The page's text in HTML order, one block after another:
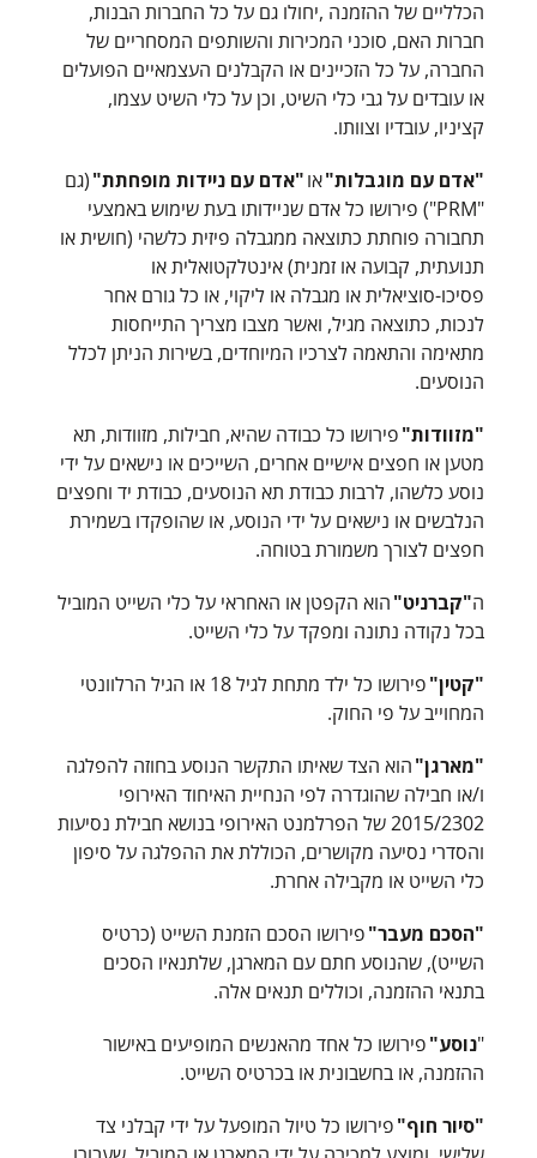
הכלליים של ההזמנה ,יחולו גם על כל החברות הבנות,
חברות האם, סוכני המכירות והשותפים המסחריים של
החברה, על כל הזכיינים או הקבלנים העצמאיים הפועלים
או עובדים על גבי כלי השיט, וכן על כלי השיט עצמו,
קציניו, עובדיו וצוותו.
"אדם עם מוגבלות"או"אדם עם ניידות מופחתת"(גם
"PRM") פירושו כל אדם שניידותו בעת שימוש באמצעי
תחבורה פוחתת כתוצאה ממגבלה פיזית כלשהי (חושית או
תנועתית, קבועה או זמנית) אינטלקטואלית או
פסיכו-סוציאלית או מגבלה או ליקוי, או כל גורם אחר
לנכות, כתוצאה מגיל, ואשר מצבו מצריך התייחסות
מתאימה והתאמה לצרכיו המיוחדים, בשירות הניתן לכלל
הנוסעים.
"מזוודות"פירושו כל כבודה שהיא, חבילות, מזוודות, תא
מטען או חפצים אישיים אחרים, השייכים או נישאים על ידי
נוסע כלשהו, לרבות כבודת תא הנוסעים, כבודת יד וחפצים
הנלבשים או נישאים על ידי הנוסע, או שהופקדו בשמירת
חפצים לצורך משמורת בטוחה.
ה"קברניט"הוא הקפטן או האחראי על כלי השייט המוביל
בכל נקודה נתונה ומפקד על כלי השייט.
"קטין"
פירושו כל ילד מתחת לגיל 18 או הגיל הרלוונטי
המחוייב על פי החוק.
"מארגן"הוא הצד שאיתו התקשר הנוסע בחוזה להפלגה
ו/או חבילה שהוגדרה לפי הנחיית האיחוד האירופי
2015/2302 של הפרלמנט האירופי בנושא חבילת נסיעות
והסדרי נסיעה מקושרים, הכוללת את ההפלגה על סיפון
כלי השייט או מקבילה אחרת.
"הסכם מעבר"פירושו הסכם הזמנת השייט (כרטיס
השייט), שהנוסע חתם עם המארגן, שלתנאיו הסכים
בתנאי ההזמנה, וכוללים תנאים אלה.
"נוסע"פירושו כל אחד מהאנשים המופיעים באישור
ההזמנה, או בחשבונית או בכרטיס השייט.
"סיור חוף"פירושו כל טיול המופעל על ידי קבלני צד